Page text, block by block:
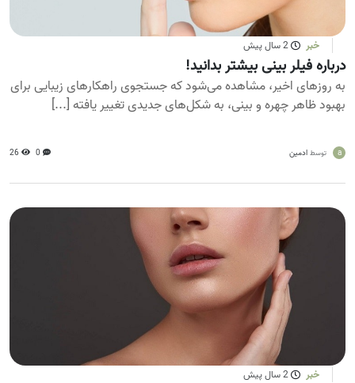
خبر 2 سال پیش
درباره فیلر بینی بیشتر بدانید!
به روزهای اخیر، مشاهده می‌شود که جستجوی راهکارهای زیبایی برای
بهبود ظاهر چهره و بینی، به شکل‌های جدیدی تغییر یافته [...]
a توسط ادمین 0
26
خبر 2 سال پیش